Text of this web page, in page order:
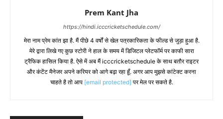
Prem Kant Jha
https://hindi.icccricketschedule.com/
मेरा नाम प्रेम कांत झा है. मैं पीछे 4 वर्षों से खेल पत्रकारिकता के फील्ड से जुड़ा हुआ है.
मेरे द्वारा लिखे गए कुछ स्टोरी ने हाल के समय में डिजिटल प्लेटफॉर्म पर काफी सारा
ट्रैफिक हासिल किया है. ऐसे में अब मैं icccricketschedule के साथ बतौर राइटर
और कंटेंट मैनेजर अपने करियर को आगे बढ़ा रहा हूँ. अगर आप मुझसे कांटेक्ट करना
चाहते है तो आप [email protected] पर मेल पर सकते है.